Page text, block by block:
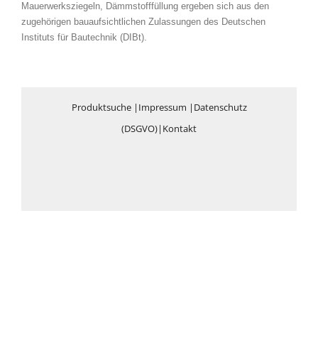
Mauerwerksziegeln, Dämmstofffüllung ergeben sich aus den
zugehörigen bauaufsichtlichen Zulassungen des Deutschen
Instituts für Bautechnik (DIBt).
Produktsuche| Impressum | Datenschutz
(DSGVO)| Kontakt